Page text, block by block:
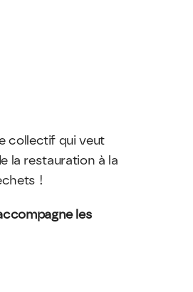
collectif qui veut
la restauration à la
!
les